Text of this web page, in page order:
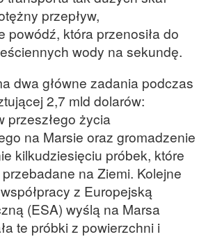
przepływ,
powódź, która przenosiła do
wody na sekundę.
dwa główne zadania podczas
2,7 mld dolarów:
przeszłego życia
na Marsie oraz gromadzenie
kilkudziesięciu próbek, które
na Ziemi. Kolejne
z Europejską
(ESA) wyślą na Marsa
te próbki z powierzchni i